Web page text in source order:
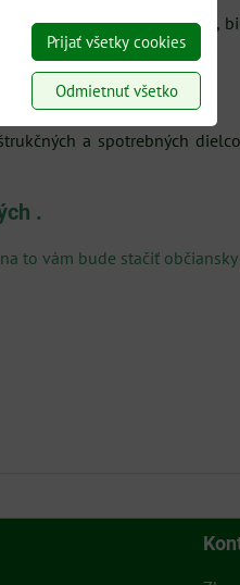
a malé domáce spotrebiče,
hračky, a iné
a spotrebných
.
to vám bude stačiť občiansky
Prijať všetky cookies
Odmietnuť všetko